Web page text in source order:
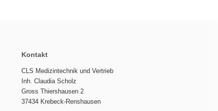
Kontakt
CLS Medizintechnik und Vertrieb
Inh. Claudia Scholz
Gross Thiershausen 2
37434 Krebeck-Renshausen